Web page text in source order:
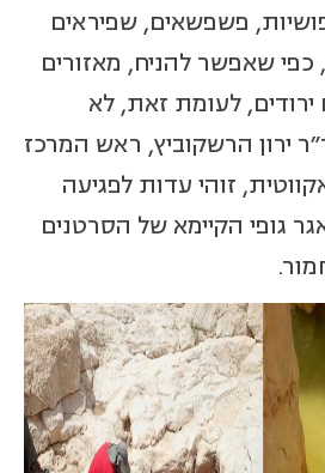
פשפשאים, שפיראים
כפי שאפשר להניח, מאזורים
לעומת זאת, לא
ירון הרשקוביץ, ראש המרכז
זוהי עדות לפגיעה
גופי הקיימא של הסרטנים